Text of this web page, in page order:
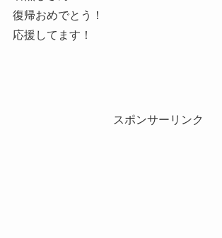
復帰おめでとう！
応援してます！
スポンサーリンク